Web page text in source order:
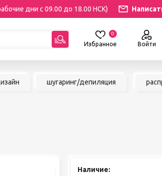
дни с 09.00 до 18.00 НСК)
Избранное
0
Войти
Вазы и цветы
шугаринг/депиляция
Наличие: